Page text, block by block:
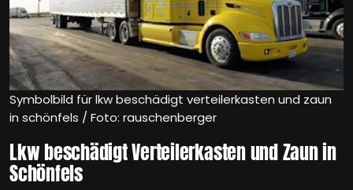
Symbolbild für lkw beschädigt verteilerkasten und zaun
in schönfels / Foto: rauschenberger
Lkw beschädigt Verteilerkasten und Zaun in
Schönfels